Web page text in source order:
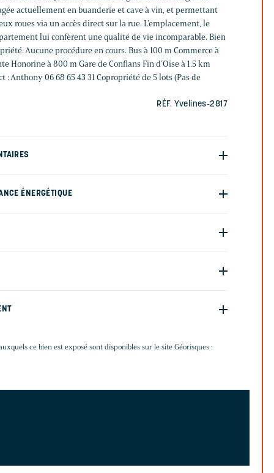
actuellement en buanderie et cave à vin, et permettant
roues via un accès direct sur la rue. L’emplacement, le
lui confèrent une qualité de vie incomparable. Bien
Aucune procédure en cours. Bus à 100 m Commerce à
Honorine à 800 m Gare de Conflans Fin d’Oise à 1.5 km
: Anthony 06 68 65 43 31 Copropriété de 5 lots (Pas de
RÉF. Yvelines-2817
ÉNERGÉTIQUE
ce bien est exposé sont disponibles sur le site Géorisques :